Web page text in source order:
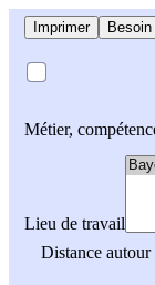
Imprimer
Métier,
Lieu de travail
Distance